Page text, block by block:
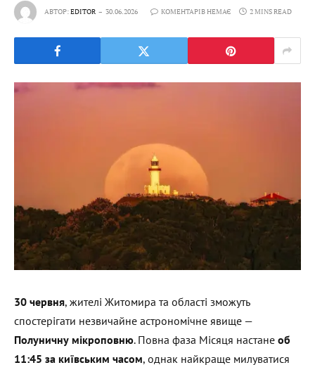
АВТОР:EDITOR 30.06.2026 КОМЕНТАРІВ НЕМАЄ 2 MINS READ
30 червня, жителі Житомира та області зможуть
спостерігати незвичайне астрономічне явище —
Полуничну мікроповню. Повна фаза Місяця настане об
11:45 за київським часом, однак найкраще милуватися